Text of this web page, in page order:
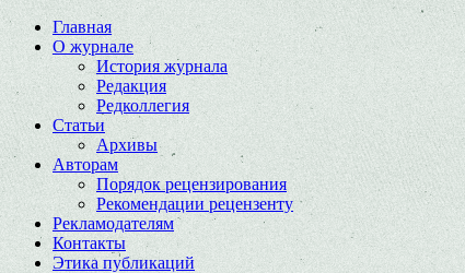
Главная
О журнале
История журнала
Редакция
Редколлегия
Статьи
Архивы
Авторам
Порядок рецензирования
Рекомендации рецензенту
Рекламодателям
Контакты
Этика публикаций